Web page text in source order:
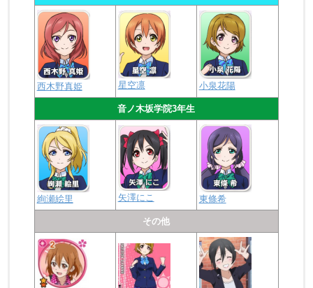
西木野真姫 星空凛 小泉花陽
音ノ木坂学院3年生
絢瀬絵里 矢澤にこ 東條希
その他